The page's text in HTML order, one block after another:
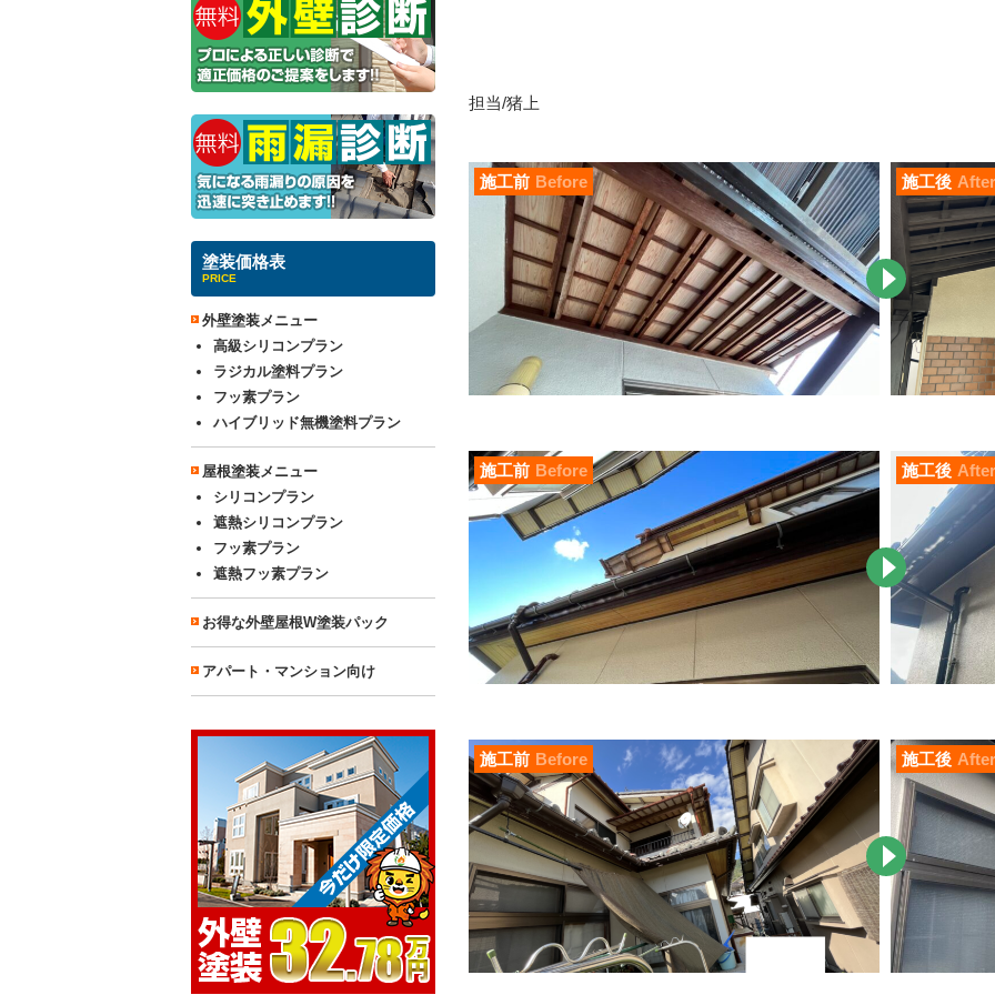
担当/猪上
施工前 Before 施工後 After
施工前 Before 施工後 After
施工前 Before 施工後 After
塗装価格表
PRICE
外壁塗装メニュー
高級シリコンプラン
ラジカル塗料プラン
フッ素プラン
ハイブリッド無機塗料プラン
屋根塗装メニュー
シリコンプラン
遮熱シリコンプラン
フッ素プラン
遮熱フッ素プラン
お得な外壁屋根W塗装パック
アパート・マンション向け